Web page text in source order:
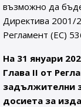
възможно да
Директива 2001/
Регламент (ЕС)
На 31 януари
Глава II от
задължителни
досиета за